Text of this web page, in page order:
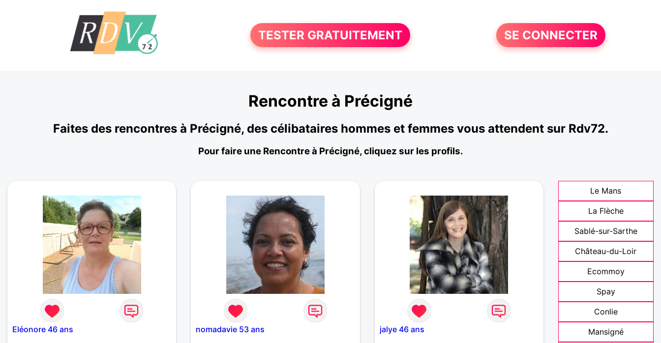
TESTER GRATUITEMENT SE CONNECTER
Rencontre à Précigné
Faites des rencontres à Précigné, des célibataires hommes et femmes vous attendent sur Rdv72.
Pour faire une Rencontre à Précigné, cliquez sur les profils.
Eléonore 46 ans
nomadavie 53 ans
jalye 46 ans
Le Mans
La Flèche
Sablé-sur-Sarthe
Château-du-Loir
Ecommoy
Spay
Conlie
Mansigné